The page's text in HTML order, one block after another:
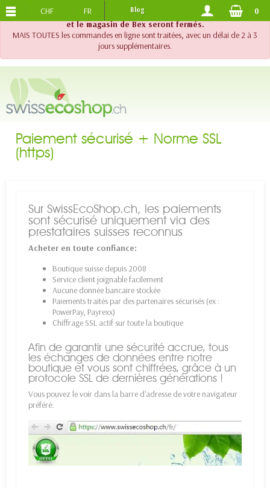
!! Important !! Jusqu'au 20 août 2026, le support téléphonique
et le magasin de Bex seront fermés.
MAIS TOUTES les commandes en ligne sont traitées, avec un délai de 2 à 3
jours supplémentaires.
PORTS OFFERTS DES 120.-
CHF FR Blog 0
Paiement sécurisé + Norme SSL
(https)
Sur SwissEcoShop.ch, les paiements
sont sécurisé uniquement via des
prestataires suisses reconnus
Acheter en toute confiance:
Boutique suisse depuis 2008
Service client joignable facilement
Aucune donnée bancaire stockée
Paiements traités par des partenaires sécurisés (ex :
PowerPay, Payrexx)
Chiffrage SSL actif sur toute la boutique
Afin de garantir une sécurité accrue, tous
les échanges de données entre notre
boutique et vous sont chiffrées, grâce à un
protocole SSL de dernières générations !
Vous pouvez le voir dans la barre d'adresse de votre navigateur
préféré: